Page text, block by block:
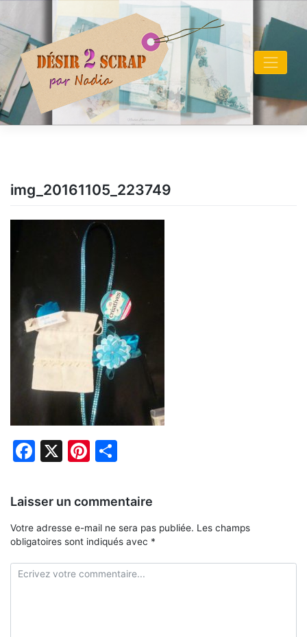
content
img_20161105_223749
Facebook
X Pinterest
Laisser un commentaire
Votre adresse e-mail ne sera pas publiée. Les champs
obligatoires sont indiqués avec *